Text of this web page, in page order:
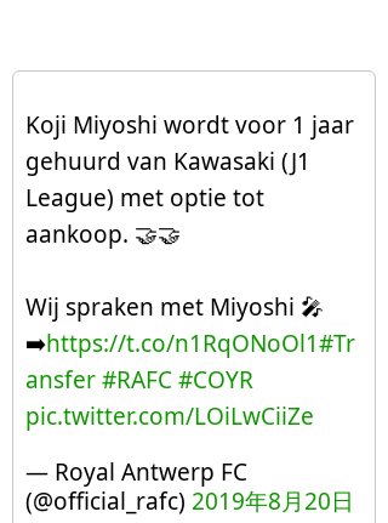
Koji Miyoshi wordt voor 1 jaar
gehuurd van Kawasaki (J1
League) met optie tot
aankoop. 🤝🤝
Wij spraken met Miyoshi 🎤
➡️https://t.co/n1RqONoOl1#Tr
ansfer#RAFC#COYR
pic.twitter.com/LOiLwCiiZe
— Royal Antwerp FC
(@official_rafc) 2019年8月20日